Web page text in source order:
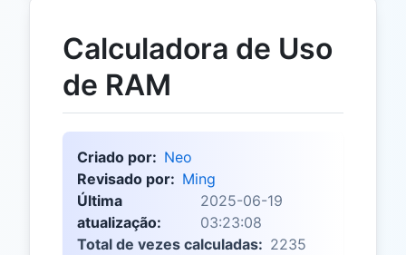
Calculadora de Uso
de RAM
Criado por: Neo
Revisado por: Ming
Última
atualização:
2025-06-19
03:23:08
Total de vezes calculadas: 2235